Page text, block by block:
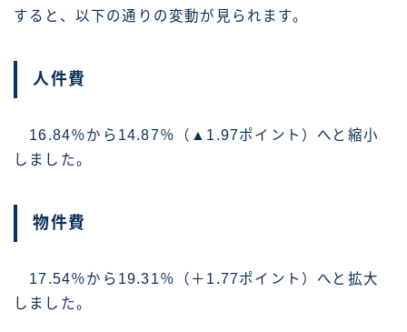
すると、以下の通りの変動が見られます。
人件費
16.84％から14.87％（▲1.97ポイント）へと縮小
しました。
物件費
17.54％から19.31％（＋1.77ポイント）へと拡大
しました。